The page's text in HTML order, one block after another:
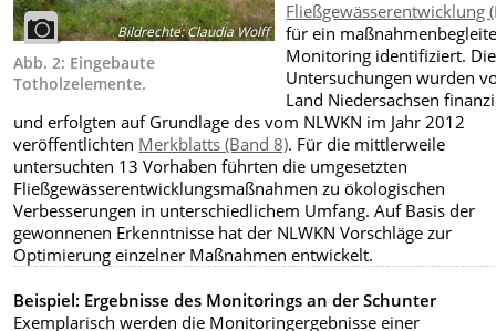
Bildrechte:Claudia Wolff
Abb. 2: Eingebaute
Totholzelemente.
Fließgewässerentwicklung
für ein
Monitoring identifiziert. Die
Untersuchungen wurden
Land Niedersachsen
und erfolgten auf Grundlage des vom NLWKN im Jahr 2012
veröffentlichten Merkblatts (Band 8). Für die mittlerweile
untersuchten 13 Vorhaben führten die umgesetzten
Fließgewässerentwicklungsmaßnahmen zu ökologischen
Verbesserungen in unterschiedlichem Umfang. Auf Basis der
gewonnenen Erkenntnisse hat der NLWKN Vorschläge zur
Optimierung einzelner Maßnahmen entwickelt.
Beispiel: Ergebnisse des Monitorings an der Schunter
Exemplarisch werden die Monitoringergebnisse einer